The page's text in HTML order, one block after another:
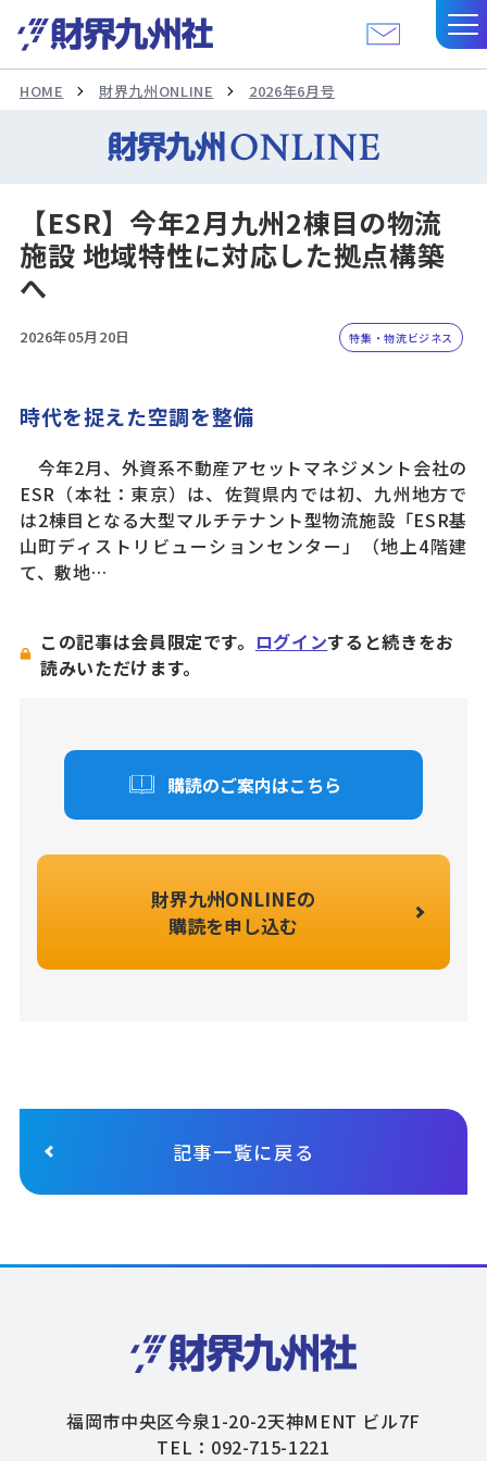
HOME 財界九州ONLINE 2026年6月号
【ESR】今年2月九州2棟目の物流
施設 地域特性に対応した拠点構築
へ
2026年05月20日 特集・物流ビジネス
時代を捉えた空調を整備
今年2月、外資系不動産アセットマネジメント会社の
ESR（本社：東京）は、佐賀県内では初、九州地方で
は2棟目となる大型マルチテナント型物流施設「ESR基
山町ディストリビューションセンター」（地上4階建
て、敷地…
この記事は会員限定です。 ログインすると続きをお
読みいただけます。
購読のご案内はこちら
財界九州ONLINEの
購読を申し込む
記事一覧に戻る
福岡市中央区今泉1-20-2天神MENT ビル7F
TEL：092-715-1221